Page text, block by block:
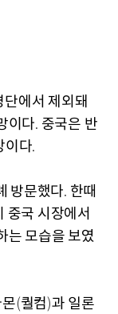
단에서 제외돼
이다. 중국은 반
이다.
방문했다. 한때
중국 시장에서
는 모습을 보였
(퀄컴)과 일론